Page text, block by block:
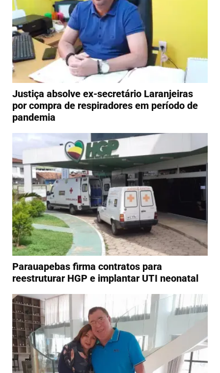
Justiça absolve ex-secretário Laranjeiras
por compra de respiradores em período de
pandemia
Parauapebas firma contratos para
reestruturar HGP e implantar UTI neonatal